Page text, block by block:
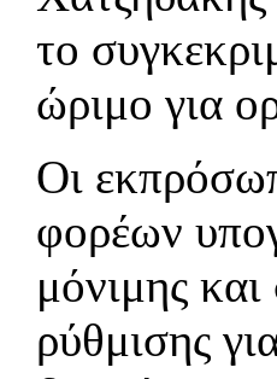
το
ώριμο για
Οι
φορέων
μόνιμης
ρύθμισης